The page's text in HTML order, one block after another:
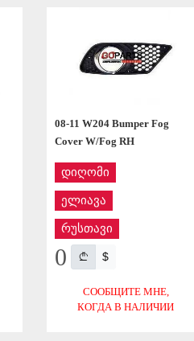
08-11 W204 Bumper Fog
Cover W/Fog RH
დიღომი
ელიავა
რუსთავი
0 $
СООБЩИТЕ МНЕ,
КОГДА В НАЛИЧИИ